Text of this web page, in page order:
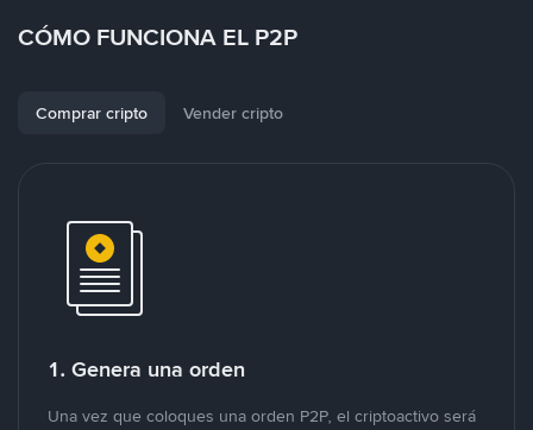
CÓMO FUNCIONA EL P2P
Comprar cripto Vender cripto
1. Genera una orden
Una vez que coloques una orden P2P, el criptoactivo será